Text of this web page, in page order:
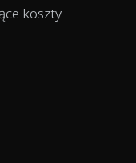
koszty